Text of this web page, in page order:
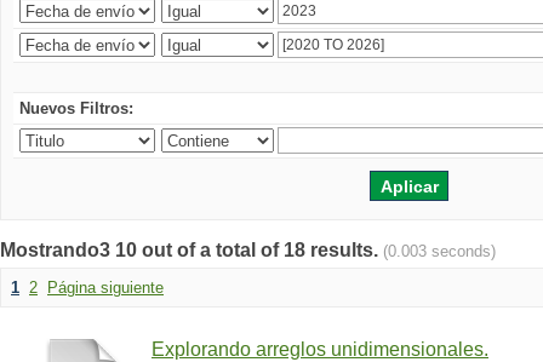
Nuevos Filtros:
Mostrando3 10 out of a total of 18 results. (0.003 seconds)
1 2 Página siguiente
Explorando arreglos unidimensionales.